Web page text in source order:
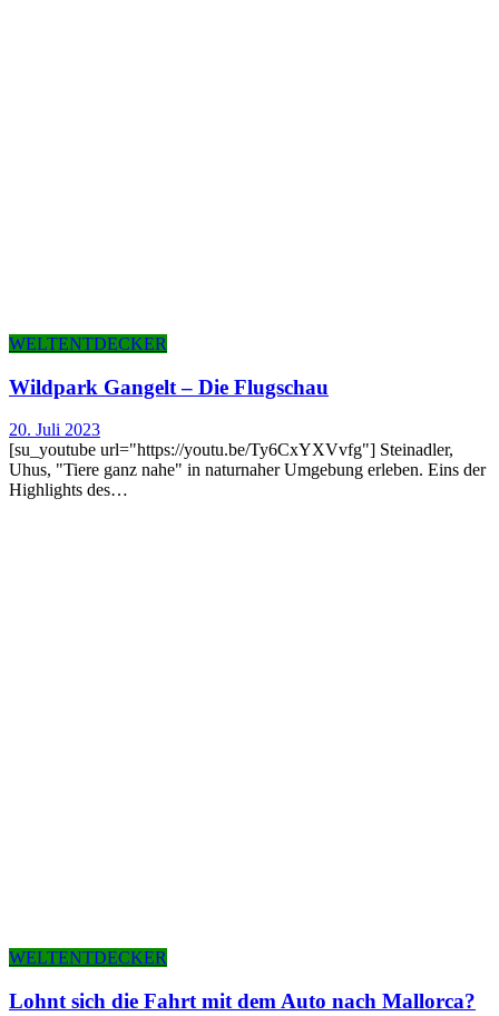
WELTENTDECKER
Wild­park Gan­gelt – Die Flugschau
20. Juli 2023
[su_youtube url="https://youtu.be/Ty6CxYXVvfg"] Steinadler,
Uhus, "Tiere ganz nahe" in naturnaher Umgebung erleben. Eins der
Highlights des…
WELTENTDECKER
Lohnt sich die Fahrt mit dem Auto nach Mallorca?